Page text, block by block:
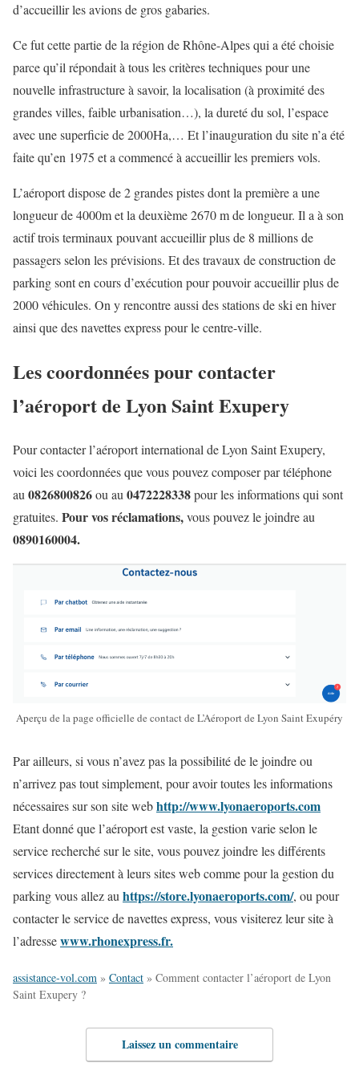
d’accueillir les avions de gros gabaries.
Ce fut cette partie de la région de Rhône-Alpes qui a été choisie
parce qu’il répondait à tous les critères techniques pour une
nouvelle infrastructure à savoir, la localisation (à proximité des
grandes villes, faible urbanisation…), la dureté du sol, l’espace
avec une superficie de 2000Ha,… Et l’inauguration du site n’a été
faite qu’en 1975 et a commencé à accueillir les premiers vols.
L’aéroport dispose de 2 grandes pistes dont la première a une
longueur de 4000m et la deuxième 2670 m de longueur. Il a à son
actif trois terminaux pouvant accueillir plus de 8 millions de
passagers selon les prévisions. Et des travaux de construction de
parking sont en cours d’exécution pour pouvoir accueillir plus de
2000 véhicules. On y rencontre aussi des stations de ski en hiver
ainsi que des navettes express pour le centre-ville.
Les coordonnées pour contacter
l’aéroport de Lyon Saint Exupery
Pour contacter l’aéroport international de Lyon Saint Exupery,
voici les coordonnées que vous pouvez composer par téléphone
au 0826800826ou au 0472228338pour les informations qui sont
gratuites. Pour vos réclamations,vous pouvez le joindre au
0890160004.
Aperçu de la page officielle de contact de L’Aéroport de Lyon Saint Exupéry
Par ailleurs, si vous n’avez pas la possibilité de le joindre ou
n’arrivez pas tout simplement, pour avoir toutes les informations
nécessaires sur son site webhttp://www.lyonaeroports.com
Etant donné que l’aéroport est vaste, la gestion varie selon le
service recherché sur le site, vous pouvez joindre les différents
services directement à leurs sites web comme pour la gestion du
parking vous allez au https://store.lyonaeroports.com/, ou pour
contacter le service de navettes express, vous visiterez leur site à
l’adressewww.rhonexpress.fr.
assistance-vol.com » Contact » Comment contacter l’aéroport de Lyon
Saint Exupery ?
Laissez un commentaire